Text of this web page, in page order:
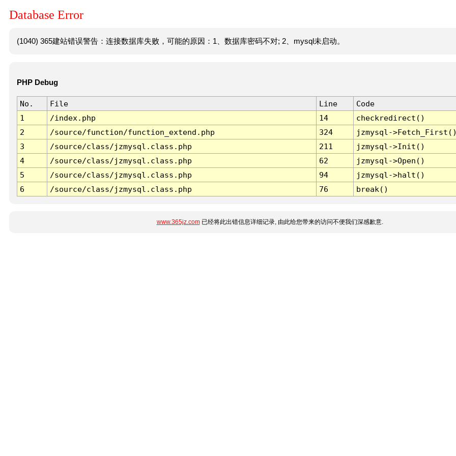
Database Error
(1040) 365建站错误警告：连接数据库失败，可能的原因：1、数据库密码不对; 2、mysql未启动。
PHP Debug
No. File Line
Code
1
/index.php 14
checkredirect()
2
/source/function/function_extend.php 324
jzmysql-
3
/source/class/jzmysql.class.php 211
jzmysql->Init()
4
/source/class/jzmysql.class.php 62
jzmysql->Open()
5
/source/class/jzmysql.class.php 94
jzmysql->halt()
6
/source/class/jzmysql.class.php 76 break()
www.365jz.com已经将此出错信息详细记录, 由此给您带来的访问不便我们深感歉意.